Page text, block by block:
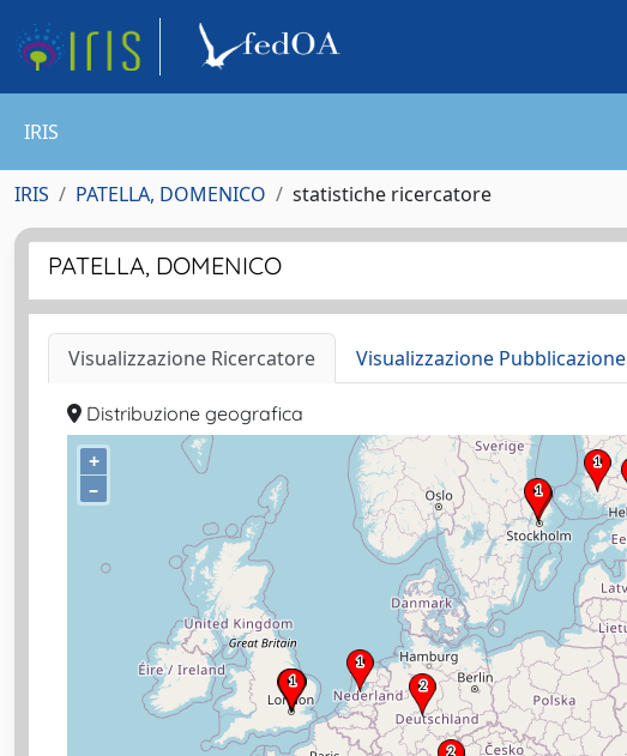
IRIS
IRIS PATELLA, DOMENICO statistiche ricercatore
PATELLA, DOMENICO
Visualizzazione Ricercatore Visualizzazione Pubblicazione
Distribuzione geografica
+
–